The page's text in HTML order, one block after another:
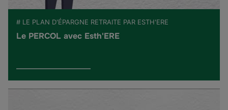
# LE PLAN D'ÉPARGNE RETRAITE PAR ESTH'ERE
Le PERCOL avec Esth'ERE